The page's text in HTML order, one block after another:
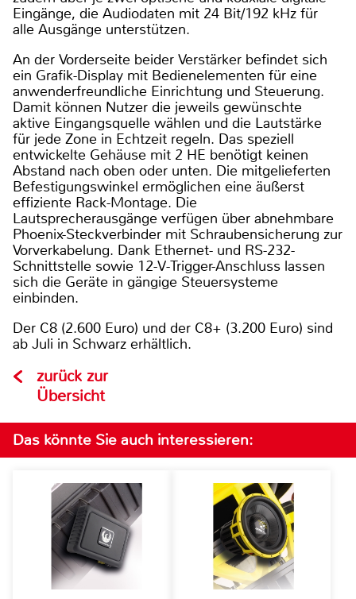
Eingänge, die Audiodaten mit 24 Bit/192 kHz für
alle Ausgänge unterstützen.
An der Vorderseite beider Verstärker befindet sich
ein Grafik-Display mit Bedienelementen für eine
anwenderfreundliche Einrichtung und Steuerung.
Damit können Nutzer die jeweils gewünschte
aktive Eingangsquelle wählen und die Lautstärke
für jede Zone in Echtzeit regeln. Das speziell
entwickelte Gehäuse mit 2 HE benötigt keinen
Abstand nach oben oder unten. Die mitgelieferten
Befestigungswinkel ermöglichen eine äußerst
effiziente Rack-Montage. Die
Lautsprecherausgänge verfügen über abnehmbare
Phoenix-Steckverbinder mit Schraubensicherung zur
Vorverkabelung. Dank Ethernet- und RS-232-
Schnittstelle sowie 12-V-Trigger-Anschluss lassen
sich die Geräte in gängige Steuersysteme
einbinden.
Der C8 (2.600 Euro) und der C8+ (3.200 Euro) sind
ab Juli in Schwarz erhältlich.
zurück zur
Übersicht
Das könnte Sie auch interessieren: